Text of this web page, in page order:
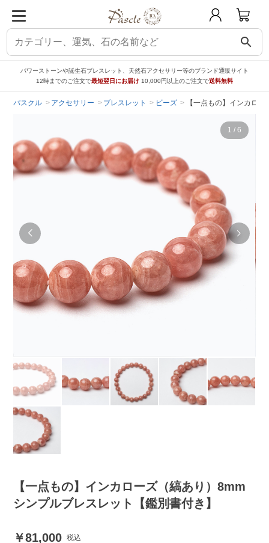
search
パワーストーンや誕生石ブレスレット、天然石アクセサリー等のブランド通販サイト
12時までのご注文で最短翌日にお届け 10,000円以上のご注文で送料無料
パスクル アクセサリー ブレスレット ビーズ 【一点もの】インカロ
1 / 6
【一点もの】インカローズ（縞あり）8mm
シンプルブレスレット【鑑別書付き】
81,000 税込